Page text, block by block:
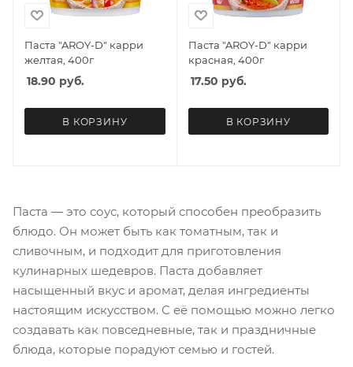
Паста "AROY-D" карри
желтая, 400г
18.90 руб.
В КОРЗИНУ
Паста "AROY-D" карри
красная, 400г
17.50 руб.
В КОРЗИНУ
Паста — это соус, который способен преобразить
блюдо. Он может быть как томатным, так и
сливочным, и подходит для приготовления
кулинарных шедевров. Паста добавляет
насыщенный вкус и аромат, делая ингредиенты
настоящим искусством. С её помощью можно легко
создавать как повседневные, так и праздничные
блюда, которые порадуют семью и гостей.